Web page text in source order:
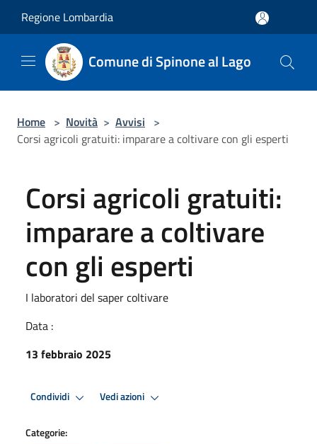
Regione Lombardia
Comune di Spinone al Lago
Home > Novità > Avvisi >
Corsi agricoli gratuiti: imparare a coltivare con gli esperti
Corsi agricoli gratuiti:
imparare a coltivare
con gli esperti
I laboratori del saper coltivare
Data :
13 febbraio 2025
Condividi Vedi azioni
Categorie: